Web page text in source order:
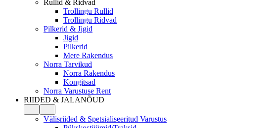
Rullid & Ridvad
Trollingu Rullid
Trollingu Ridvad
Pilkerid & Jigid
Jigid
Pilkerid
Mere Rakendus
Norra Tarvikud
Norra Rakendus
Kongitsad
Norra Varustuse Rent
RIIDED & JALANÕUD
Välisriided & Spetsialiseeritud Varustus